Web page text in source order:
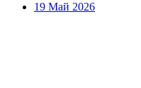
19 Май 2026